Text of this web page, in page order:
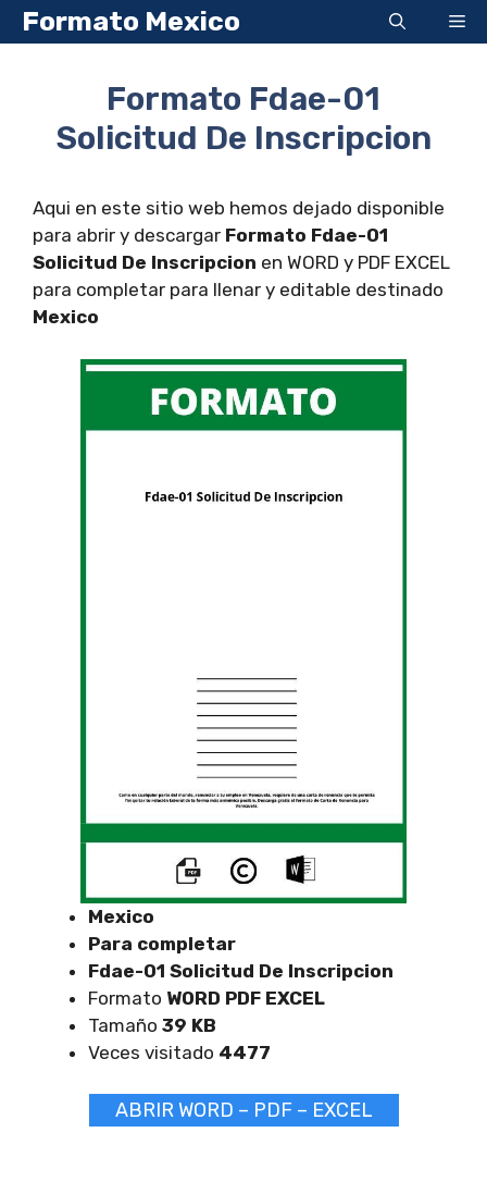
Saltar
al
Formato Mexico
Formato Fdae-01
Solicitud De Inscripcion
Aqui en este sitio web hemos dejado disponible
para abrir y descargar Formato Fdae-01
Solicitud De Inscripcion en WORD y PDF EXCEL
para completar para llenar y editable destinado
Mexico
Mexico
Para completar
Fdae-01 Solicitud De Inscripcion
Formato WORD PDF EXCEL
Tamaño 39 KB
Veces visitado 4477
ABRIR WORD – PDF – EXCEL